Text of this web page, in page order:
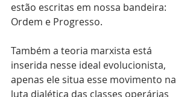
estão escritas em nossa bandeira:
Ordem e Progresso.
Também a teoria marxista está
inserida nesse ideal evolucionista,
apenas ele situa esse movimento na
luta dialética das classes operárias